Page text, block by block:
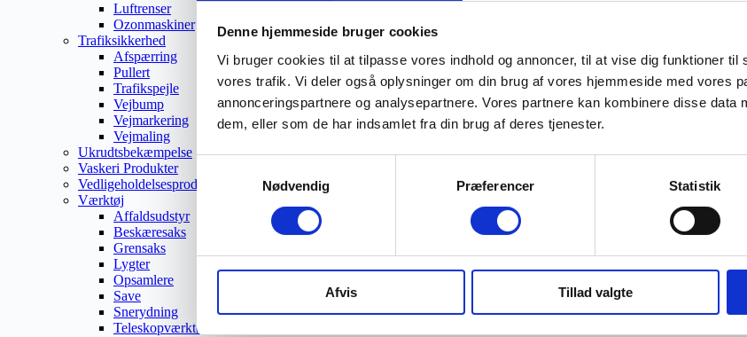
Denne hjemmeside bruger cookies
Vi bruger cookies til at tilpasse vores indhold og annoncer, til at vise dig funktioner til
vores trafik. Vi deler også oplysninger om din brug af vores hjemmeside med vores
annonceringspartnere og analysepartnere. Vores partnere kan kombinere disse data
dem, eller som de har indsamlet fra din brug af deres tjenester.
Nødvendig
Præferencer Statistik
Afvis Tillad valgte
Luftrenser
Ozonmaskiner
Trafiksikkerhed
Afspærring
Pullert
Trafikspejle
Vejbump
Vejmarkering
Vejmaling
Ukrudtsbekæmpelse
Vaskeri Produkter
Vedligeholdelsesprodukter
Værktøj
Affaldsudstyr
Beskæresaks
Grensaks
Lygter
Opsamlere
Save
Snerydning
Teleskopværktøj